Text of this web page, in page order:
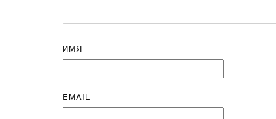
ИМЯ
EMAIL